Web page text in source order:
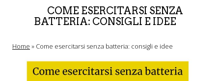
COME ESERCITARSI SENZA
BATTERIA: CONSIGLI E IDEE
Home » Come esercitarsi senza batteria: consigli e idee